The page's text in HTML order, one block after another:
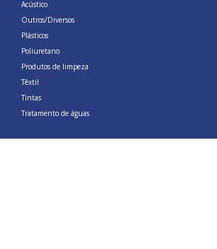
Acústico
Outros/Diversos
Plásticos
Poliuretano
Produtos de limpeza
Têxtil
Tintas
Tratamento de águas